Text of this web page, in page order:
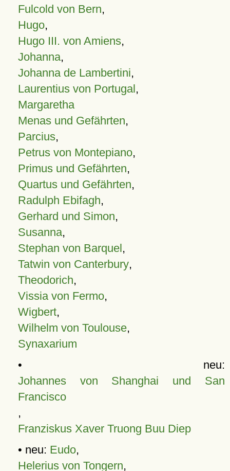
Fulcold von Bern,
Hugo,
Hugo III. von Amiens,
Johanna,
Johanna de Lambertini,
Laurentius von Portugal,
Margaretha
Menas und Gefährten,
Parcius,
Petrus von Montepiano,
Primus und Gefährten,
Quartus und Gefährten,
Radulph Ebifagh,
Gerhard und Simon,
Susanna,
Stephan von Barquel,
Tatwin von Canterbury,
Theodorich,
Vissia von Fermo,
Wigbert,
Wilhelm von Toulouse,
Synaxarium
• neu:
Johannes von Shanghai und San
Francisco
,
Franziskus Xaver Truong Buu Diep
• neu: Eudo,
Helerius von Tongern,